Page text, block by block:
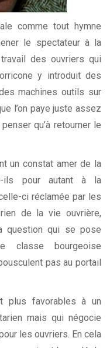
comme tout hymne
le spectateur à la
des ouvriers qui
y introduit des
machines outils sur
l’on paye juste assez
qu’à retourner le
un constat amer de la
ils pour autant à la
ci réclamée par les
de la vie ouvrière,
question qui se pose
classe bourgeoise
pas au portail
plus favorables à un
mais qui négocie
les ouvriers. En cela